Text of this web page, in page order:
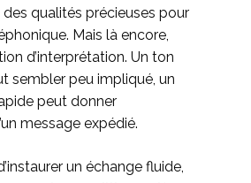
des qualités précieuses pour
Mais là encore,
d’interprétation. Un ton
sembler peu impliqué, un
peut donner
message expédié.
un échange fluide,